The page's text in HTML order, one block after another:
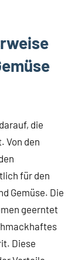
die
Von den
für den
Gemüse. Die
geerntet
Diese